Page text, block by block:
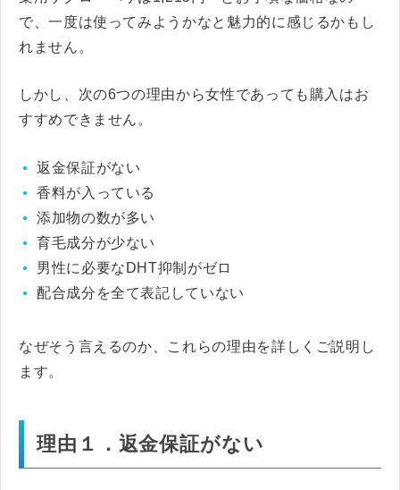
で、一度は使ってみようかなと魅力的に感じるかもし
れません。
しかし、次の6つの理由から女性であっても購入はお
すすめできません。
返金保証がない
香料が入っている
添加物の数が多い
育毛成分が少ない
男性に必要なDHT抑制がゼロ
配合成分を全て表記していない
なぜそう言えるのか、これらの理由を詳しくご説明し
ます。
理由１．返金保証がない